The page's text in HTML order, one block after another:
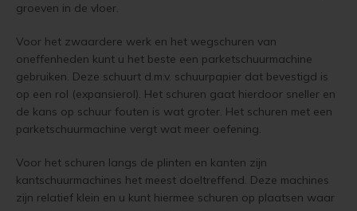
Schutting verven
Eikenhout behandelen
Eikenhout olien
Eikenhout beitsen
Eikenhout verven
Geïmpregneerd hout behandelen
Red Cedar behandelen en de vergrijzing tegengaan
Red Cedar Oliën
Red Cedar Olympic Stain Alternatief
Olympic Oil Stain 704 overschilderen
Olympic Oil Stain 704 Alternatief
Olympic Oil Stain 713 overschilderen
groeven in de vloer.
Voor het zwaardere werk en het wegschuren van
oneffenheden kunt u het beste een parketschuurmachine
gebruiken. Deze schuurt d.m.v. schuurpapier dat bevestigd is
op een rol (expansierol). Het schuren gaat hierdoor sneller en
de kans op schuur fouten is wat groter. Het schuren met een
parketschuurmachine vergt wat meer oefening.
Voor het schuren langs de plinten en kanten zijn
kantschuurmachines het meest doeltreffend. Deze machines
zijn relatief klein en u kunt hiermee schuren op plaatsen waar